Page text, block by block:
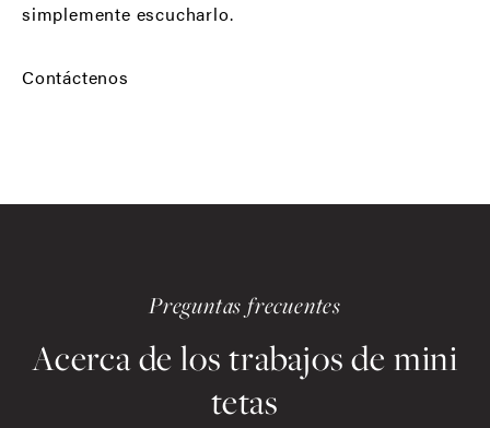
simplemente escucharlo.
Contáctenos
Preguntas frecuentes
Acerca de los trabajos de mini
tetas